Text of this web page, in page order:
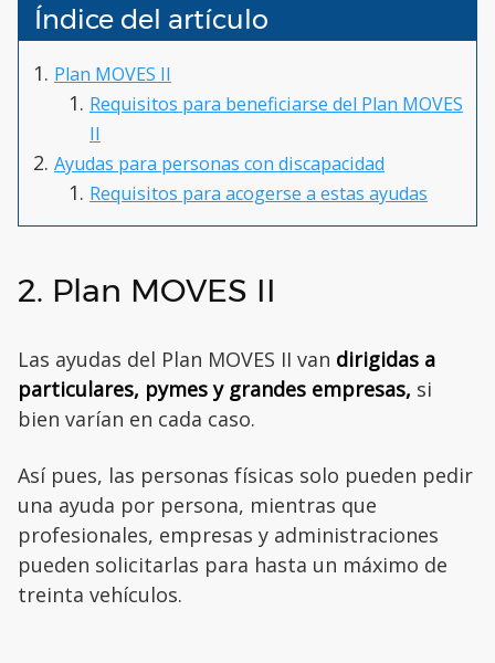
Índice del artículo
Plan MOVES II
Requisitos para beneficiarse del Plan MOVES
II
Ayudas para personas con discapacidad
Requisitos para acogerse a estas ayudas
2. Plan MOVES II
Las ayudas del Plan MOVES II van dirigidas a
particulares, pymes y grandes empresas, si
bien varían en cada caso.
Así pues, las personas físicas solo pueden pedir
una ayuda por persona, mientras que
profesionales, empresas y administraciones
pueden solicitarlas para hasta un máximo de
treinta vehículos.